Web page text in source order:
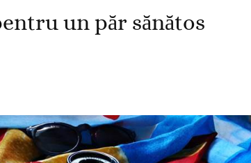
un păr sănătos